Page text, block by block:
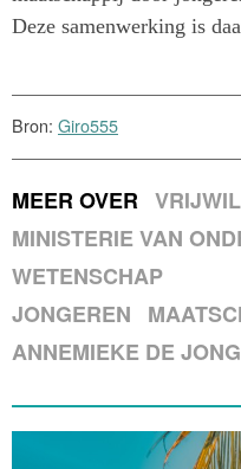
Deze samenwerking is
Bron: Giro555
MEER OVER
MINISTERIE VAN
WETENSCHAP
JONGEREN
ANNEMIEKE DE JONG